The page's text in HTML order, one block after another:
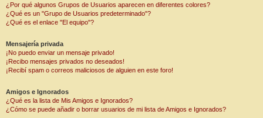
¿Por qué algunos Grupos de Usuarios aparecen en diferentes colores?
¿Qué es un "Grupo de Usuarios predeterminado"?
¿Qué es el enlace "El equipo"?
Mensajería privada
¡No puedo enviar un mensaje privado!
¡Recibo mensajes privados no deseados!
¡Recibí spam o correos maliciosos de alguien en este foro!
Amigos e Ignorados
¿Qué es la lista de Mis Amigos e Ignorados?
¿Cómo se puede añadir o borrar usuarios de mi lista de Amigos e Ignorados?